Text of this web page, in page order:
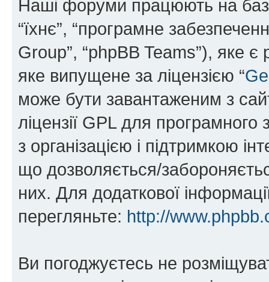
Наші форуми працюють на
“їхнє”, “програмне
Group”, “phpBB Teams”), яке
яке випущене за ліцензією “
може бути завантаженим з
ліцензії GPL для
з організацією і підтримкою
що дозволяється/
них. Для додаткової
перегляньте: http://
Ви погоджуєтесь не